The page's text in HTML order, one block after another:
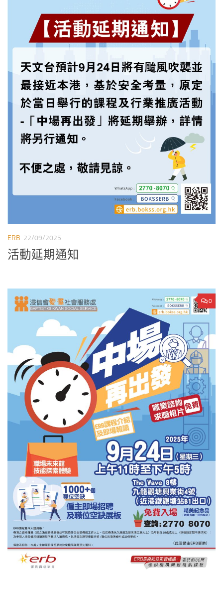
ERB 22/09/2025
活動延期通知
0